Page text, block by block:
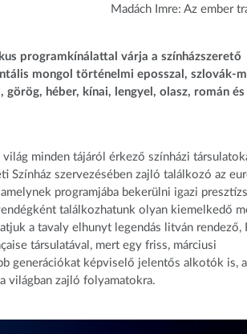
Madách Imre: Az ember
programkínálattal várja a színházszerető
mongol történelmi eposszal, szlovák-
héber, kínai, lengyel, olasz, román és
minden tájáról érkező színházi
Színház szervezésében zajló találkozó az
programjába bekerülni igazi
találkozhatunk olyan kiemelkedő
a tavaly elhunyt legendás litván rendező,
társulatával, mert egy friss, márciusi
generációkat képviselő jelentős alkotók is,
világban zajló folyamatokra.